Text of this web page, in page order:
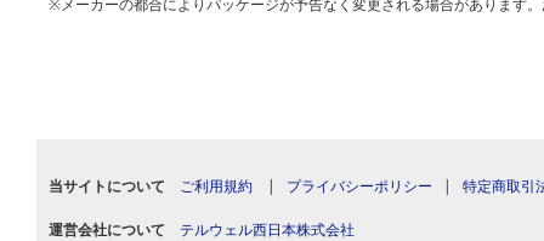
※メーカーの都合によりパッケージが予告なく変更される場合があります
当サイトについて ご利用規約 | プライバシーポリシー | 特定商取引
運営会社について テルウェル西日本株式会社